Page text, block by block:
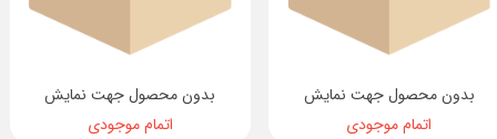
بدون محصول جهت نمایش
اتمام موجودی
بدون محصول جهت نمایش
اتمام موجودی